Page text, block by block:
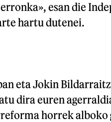
esan die
hartu dutenei.
eta Jokin
dira euren
horrek alboko